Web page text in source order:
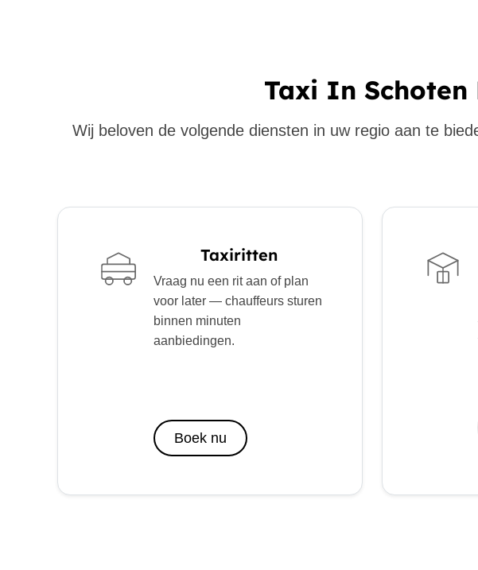
Taxi In
Wij beloven de volgende diensten in uw regio aan te
Taxiritten
Vraag nu een rit aan of plan
voor later — chauffeurs sturen
binnen minuten
aanbiedingen.
Boek nu